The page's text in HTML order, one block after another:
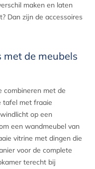
maken en laten
Dan zijn de accessoires
met de meubels
combineren met de
tafel met fraaie
op een
een wandmeubel van
vitrine met dingen die
voor de complete
terecht bij